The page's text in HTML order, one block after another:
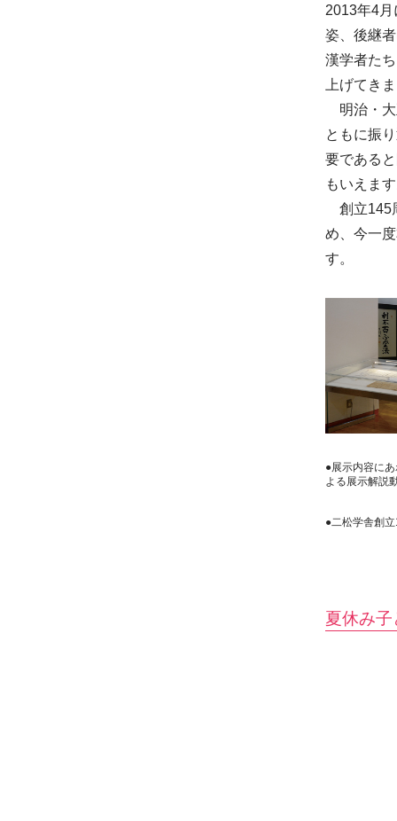
2013年4
姿、後継
漢学者た
上げてきま
明治・大
ともに振
要である
もいえます
創立145
め、今一
す。
●展示内容に
よる展示解説
●二松学舎創
夏休み子